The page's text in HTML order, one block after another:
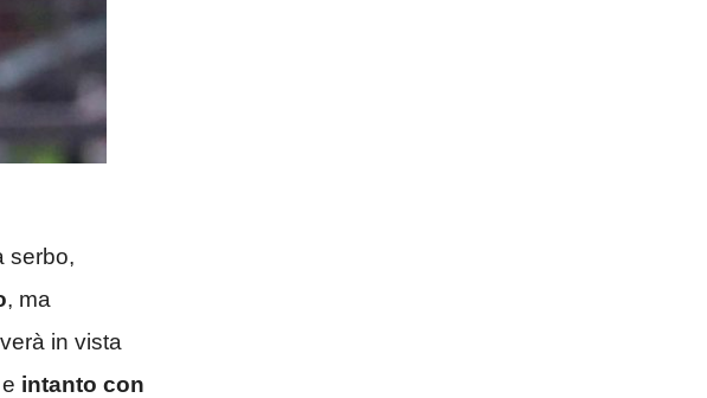
serbo,
, ma
in vista
intanto con